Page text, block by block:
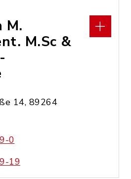
M.
M.Sc &
14, 89264
0
19